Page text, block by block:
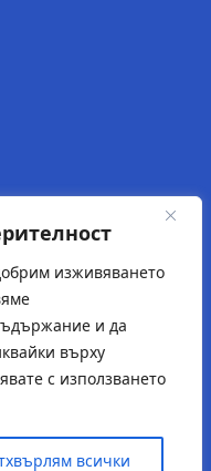
изживяването
и да
върху
с използването
всички